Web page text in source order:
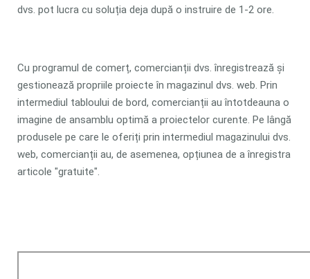
dvs. pot lucra cu soluția deja după o instruire de 1-2 ore.
Cu programul de comerț, comercianții dvs. înregistrează și
gestionează propriile proiecte în magazinul dvs. web. Prin
intermediul tabloului de bord, comercianții au întotdeauna o
imagine de ansamblu optimă a proiectelor curente. Pe lângă
produsele pe care le oferiți prin intermediul magazinului dvs.
web, comercianții au, de asemenea, opțiunea de a înregistra
articole "gratuite".